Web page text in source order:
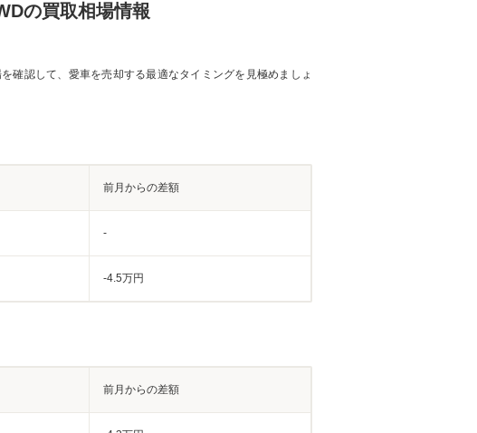
の買取相場情報
確認して、愛車を売却する最適なタイミングを見極めましょ
前月からの差額
-
-4.5万円
前月からの差額